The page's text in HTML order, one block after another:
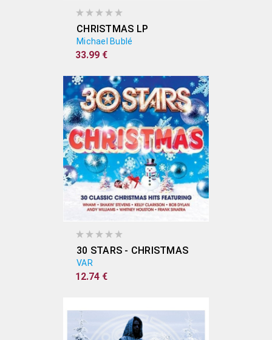
CHRISTMAS LP
Michael Bublé
33.99 €
30 STARS - CHRISTMAS
VAR
12.74 €